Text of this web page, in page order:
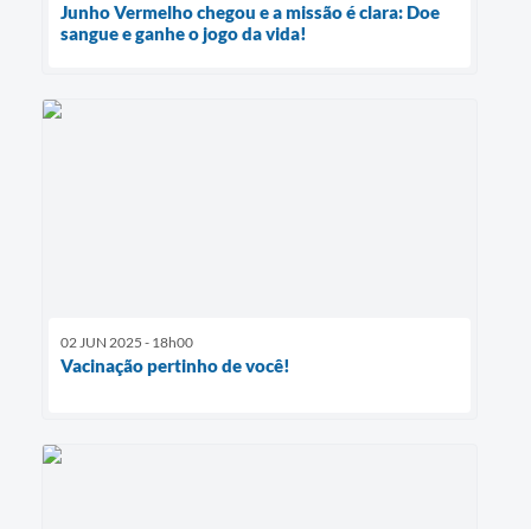
Junho Vermelho chegou e a missão é clara: Doe
sangue e ganhe o jogo da vida!
02 JUN 2025 - 18h00
Vacinação pertinho de você!